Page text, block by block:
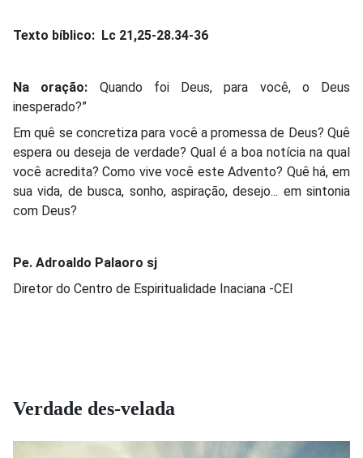
Texto bíblico: Lc 21,25-28.34-36
Na oração: Quando foi Deus, para você, o Deus
inesperado?”
Em quê se concretiza para você a promessa de Deus? Quê
espera ou deseja de verdade? Qual é a boa notícia na qual
você acredita? Como vive você este Advento? Quê há, em
sua vida, de busca, sonho, aspiração, desejo... em sintonia
com Deus?
Pe. Adroaldo Palaoro sj
Diretor do Centro de Espiritualidade Inaciana -CEI
Verdade des-velada